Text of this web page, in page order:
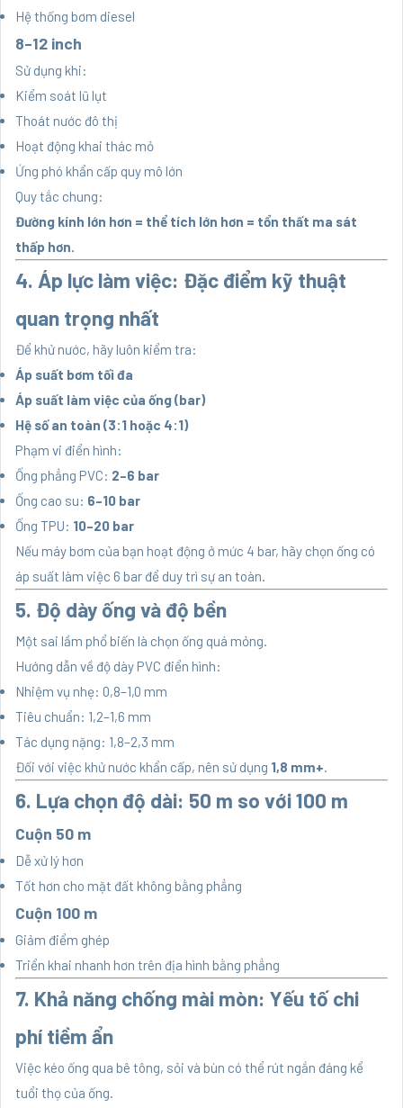
Hệ thống bơm diesel
8–12 inch
Sử dụng khi:
Kiểm soát lũ lụt
Thoát nước đô thị
Hoạt động khai thác mỏ
Ứng phó khẩn cấp quy mô lớn
Quy tắc chung:
Đường kính lớn hơn = thể tích lớn hơn = tổn thất ma sát
thấp hơn.
4. Áp lực làm việc: Đặc điểm kỹ thuật
quan trọng nhất
Để khử nước, hãy luôn kiểm tra:
Áp suất bơm tối đa
Áp suất làm việc của ống (bar)
Hệ số an toàn (3:1 hoặc 4:1)
Phạm vi điển hình:
Ống phẳng PVC: 2–6 bar
Ống cao su: 6–10 bar
Ống TPU: 10–20 bar
Nếu máy bơm của bạn hoạt động ở mức 4 bar, hãy chọn ống có
áp suất làm việc 6 bar để duy trì sự an toàn.
5. Độ dày ống và độ bền
Một sai lầm phổ biến là chọn ống quá mỏng.
Hướng dẫn về độ dày PVC điển hình:
Nhiệm vụ nhẹ: 0,8–1,0 mm
Tiêu chuẩn: 1,2–1,6 mm
Tác dụng nặng: 1,8–2,3 mm
Đối với việc khử nước khẩn cấp, nên sử dụng 1,8 mm+.
6. Lựa chọn độ dài: 50 m so với 100 m
Cuộn 50 m
Dễ xử lý hơn
Tốt hơn cho mặt đất không bằng phẳng
Cuộn 100 m
Giảm điểm ghép
Triển khai nhanh hơn trên địa hình bằng phẳng
7. Khả năng chống mài mòn: Yếu tố chi
phí tiềm ẩn
Việc kéo ống qua bê tông, sỏi và bùn có thể rút ngắn đáng kể
tuổi thọ của ống.